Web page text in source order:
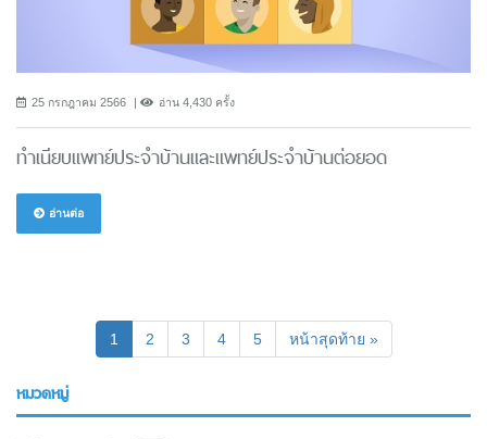
25 กรกฎาคม 2566 อ่าน 4,430 ครั้ง
ทำเนียบแพทย์ประจำบ้านและแพทย์ประจำบ้านต่อยอด
อ่านต่อ
1 (current)
2 3 4 5 หน้าสุดท้าย »
หมวดหมู่